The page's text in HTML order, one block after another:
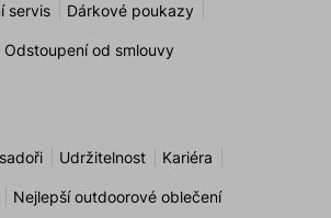
servis Dárkové poukazy
Odstoupení od smlouvy
Udržitelnost Kariéra
Nejlepší outdoorové oblečení